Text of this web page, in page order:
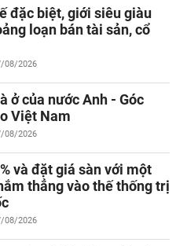
đặc biệt, giới siêu giàu
loạn bán tài sản, cổ
08/2026
ở của nước Anh - Góc
Việt Nam
08/2026
và đặt giá sàn với một
thẳng vào thế thống trị
08/2026